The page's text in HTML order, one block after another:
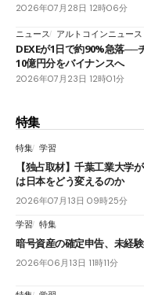
2026年07月28日 12時06分
ニュース アルトコインニュース
DEXEが1日で約90%急落──
10億円分をバイナンスへ
2026年07月23日 12時01分
特集
特集 学習
【独占取材】千葉工業大学
は日本をどう変えるのか
2026年07月13日 09時25分
学習 特集
暗号資産の確定申告、未経
2026年06月13日 11時11分